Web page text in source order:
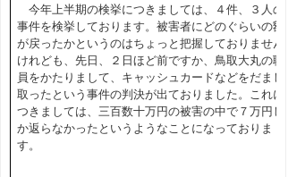
今年上半期の検挙につきましては、４件、３人の
事件を検挙しております。被害者にどのぐらいの額
が戻ったかというのはちょっと把握しておりません
けれども、先日、２日ほど前ですか、鳥取大丸の職
員をかたりまして、キャッシュカードなどをだまし
取ったという事件の判決が出ておりました。これに
つきましては、三百数十万円の被害の中で７万円し
か返らなかったというようなことになっておりま
す。